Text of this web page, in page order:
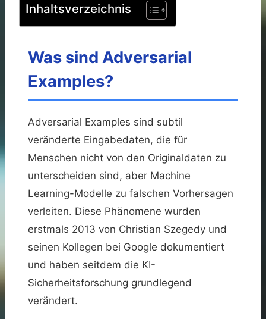
Inhaltsverzeichnis
Was sind Adversarial
Examples?
Adversarial Examples sind subtil
veränderte Eingabedaten, die für
Menschen nicht von den Originaldaten zu
unterscheiden sind, aber Machine
Learning-Modelle zu falschen Vorhersagen
verleiten. Diese Phänomene wurden
erstmals 2013 von Christian Szegedy und
seinen Kollegen bei Google dokumentiert
und haben seitdem die KI-
Sicherheitsforschung grundlegend
verändert.